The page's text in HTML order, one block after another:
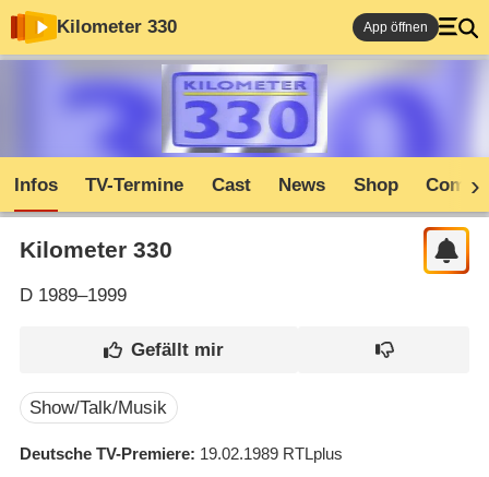
Kilometer 330 App öffnen
Infos TV-Termine Cast News Shop
Kilometer 330
D1989–1999
Show/Talk/Musik
Deutsche TV-Premiere 19.02.1989 RTLplus